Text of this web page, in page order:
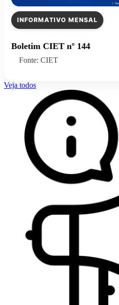
INFORMATIVO MENSAL
Boletim CIET nº 144
Fonte: CIET
Veja todos